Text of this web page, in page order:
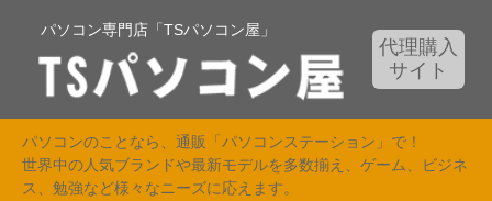
パソコン専門店「TSパソコン屋」
代理購入
サイト
パソコンのことなら、通販「パソコンステーション」で！
世界中の人気ブランドや最新モデルを多数揃え、ゲーム、ビジネ
ス、勉強など様々なニーズに応えます。